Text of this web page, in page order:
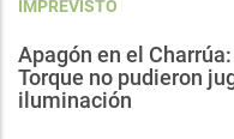
IMPREVISTO
Apagón en el
Torque no pudieron
iluminación